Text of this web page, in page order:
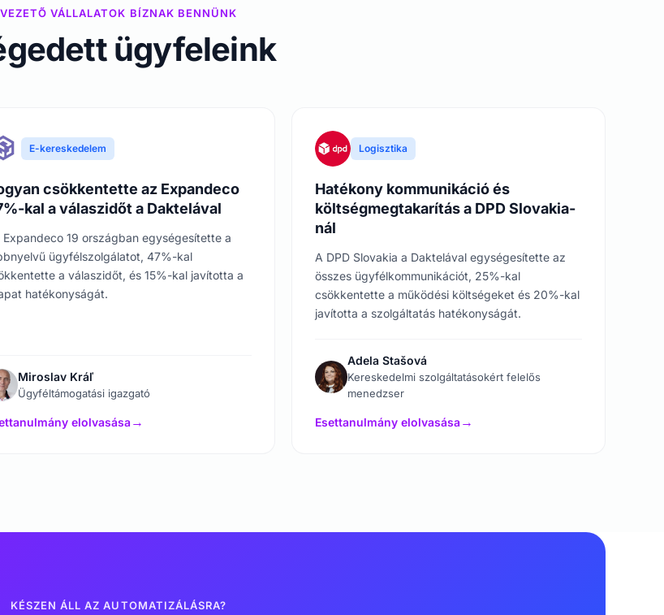
VEZETŐ VÁLLALATOK BÍZNAK BENNÜNK
ügyfeleink
E-kereskedelem
csökkentette az Expandeco
kal a válaszidőt a Daktelával
Expandeco 19 országban egységesítette a
ügyfélszolgálatot, 47%-kal
a válaszidőt, és 15%-kal javította a
hatékonyságát.
Miroslav Kráľ
Ügyféltámogatási igazgató
elolvasása →
Logisztika
Hatékony kommunikáció és
költségmegtakarítás a DPD Slovakia-
nál
A DPD Slovakia a Daktelával egységesítette az
összes ügyfélkommunikációt, 25%-kal
csökkentette a működési költségeket és 20%-kal
javította a szolgáltatás hatékonyságát.
Adela Stašová
Kereskedelmi szolgáltatásokért felelős
menedzser
Esettanulmány elolvasása →
KÉSZEN ÁLL AZ AUTOMATIZÁLÁSRA?